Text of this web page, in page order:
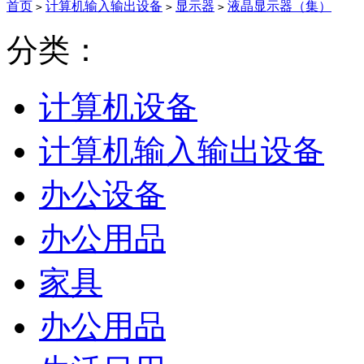
首页 > 计算机输入输出设备 > 显示器 > 液晶显示器（集）
分类：
计算机设备
计算机输入输出设备
办公设备
办公用品
家具
办公用品